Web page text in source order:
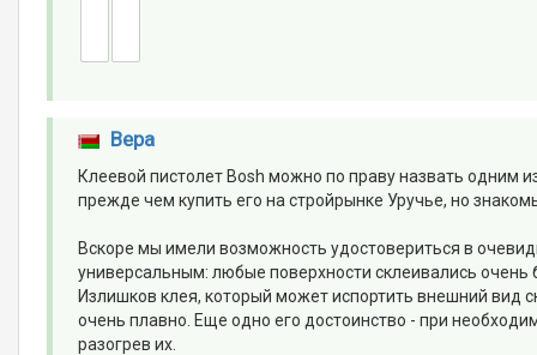
Вера
Клеевой пистолет Bosh можно по праву назвать одним
прежде чем купить его на стройрынке Уручье, но
Вскоре мы имели возможность удостовериться в
универсальным: любые поверхности склеивались
Излишков клея, который может испортить внешний вид
очень плавно. Еще одно его достоинство - при
разогрев их.